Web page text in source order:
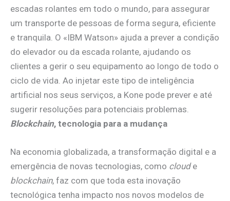
escadas rolantes em todo o mundo, para assegurar
um transporte de pessoas de forma segura, eficiente
e tranquila. O «IBM Watson» ajuda a prever a condição
do elevador ou da escada rolante, ajudando os
clientes a gerir o seu equipamento ao longo de todo o
ciclo de vida. Ao injetar este tipo de inteligência
artificial nos seus serviços, a Kone pode prever e até
sugerir resoluções para potenciais problemas.
Blockchain, tecnologia para a mudança
Na economia globalizada, a transformação digital e a
emergência de novas tecnologias, como cloude
blockchain, faz com que toda esta inovação
tecnológica tenha impacto nos novos modelos de